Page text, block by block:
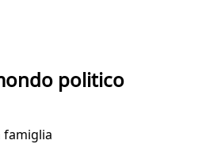
politico
famiglia